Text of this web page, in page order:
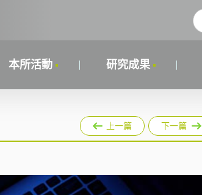
本所活動 研究成果
上一篇 下一篇